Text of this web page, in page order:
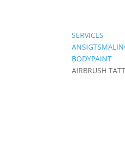
SERVICES
BODYPAINT
AIRBRUSH